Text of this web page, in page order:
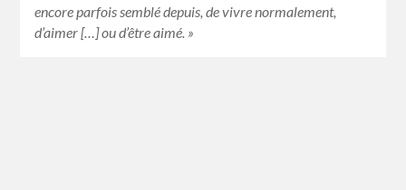
encore parfois semblé depuis, de vivre normalement,
d’aimer […] ou d’être aimé. »